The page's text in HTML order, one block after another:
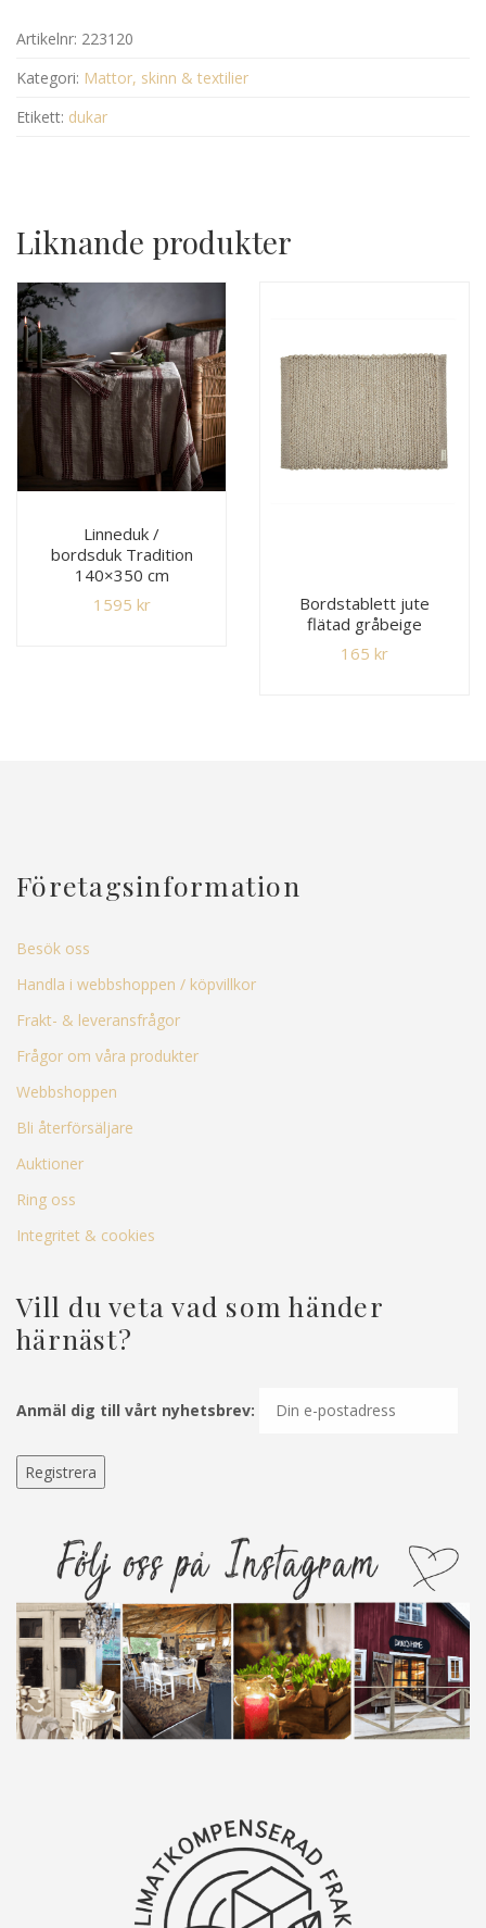
Artikelnr: 223120
Kategori: Mattor, skinn & textilier
Etikett: dukar
Liknande produkter
Linneduk /
bordsduk Tradition
140×350 cm
1595 kr
Bordstablett jute
flätad gråbeige
165 kr
Företagsinformation
Besök oss
Handla i webbshoppen / köpvillkor
Frakt- & leveransfrågor
Frågor om våra produkter
Webbshoppen
Bli återförsäljare
Auktioner
Ring oss
Integritet & cookies
Vill du veta vad som händer
härnäst?
Anmäl dig till vårt nyhetsbrev: